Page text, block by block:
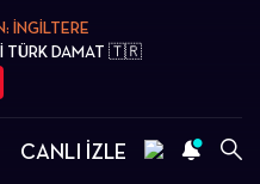
İNGİLTERE
TÜRK DAMAT 🇹🇷
CANLI İZLE